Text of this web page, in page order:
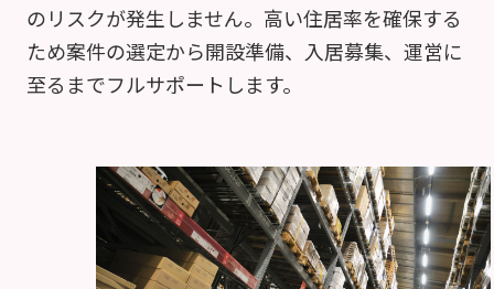
のリスクが発生しません。高い住居率を確保する
ため案件の選定から開設準備、入居募集、運営に
至るまでフルサポートします。